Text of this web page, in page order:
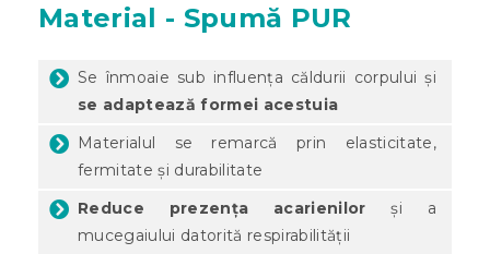
Material - Spumă PUR
Se înmoaie sub influența căldurii corpului și
se adaptează formei acestuia
Materialul se remarcă prin elasticitate,
fermitate și durabilitate
Reduce prezența acarienilor și a
mucegaiului datorită respirabilității